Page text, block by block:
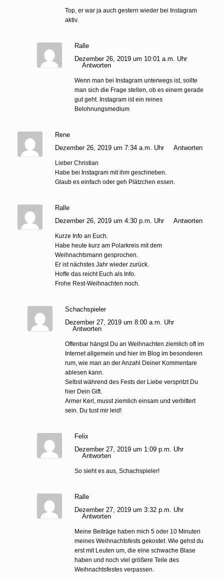
Top, er war ja auch gestern wieder bei Instagram
aktiv.
Ralle
Dezember 26, 2019 um 10:01 a.m. Uhr
Antworten
Wenn man bei Instagram unterwegs ist, sollte
man sich die Frage stellen, ob es einem gerade
gut geht. Instagram ist ein reines
Belohnungsmedium
Rene
Dezember 26, 2019 um 7:34 a.m. Uhr
Antworten
Lieber Christian
Habe bei Instagram mit ihm geschrieben.
Glaub es einfach oder geh Plätzchen essen.
Ralle
Dezember 26, 2019 um 4:30 p.m. Uhr
Antworten
Kurze Info an Euch.
Habe heute kurz am Polarkreis mit dem
Weihnachtsmann gesprochen.
Er ist nächstes Jahr wieder zurück.
Hoffe das reicht Euch als Info.
Frohe Rest-Weihnachten noch.
Schachspieler
Dezember 27, 2019 um 8:00 a.m. Uhr
Antworten
Offenbar hängst Du an Weihnachten ziemlich oft im
Internet allgemein und hier im Blog im besonderen
rum, wie man an der Anzahl Deiner Kommentare
ablesen kann.
Selbst während des Fests der Liebe verspritzt Du
hier Dein Gift.
Armer Kerl, musst ziemlich einsam und verbittert
sein. Du tust mir leid!
Felix
Dezember 27, 2019 um 1:09 p.m. Uhr
Antworten
So sieht es aus, Schachspieler!
Ralle
Dezember 27, 2019 um 3:32 p.m. Uhr
Antworten
Meine Beiträge haben mich 5 oder 10 Minuten
meines Weihnachtsfests gekostet. Wie gehst du
erst mit Leuten um, die eine schwache Blase
haben und noch viel größere Teile des
Weihnachtsfestes verpassen.